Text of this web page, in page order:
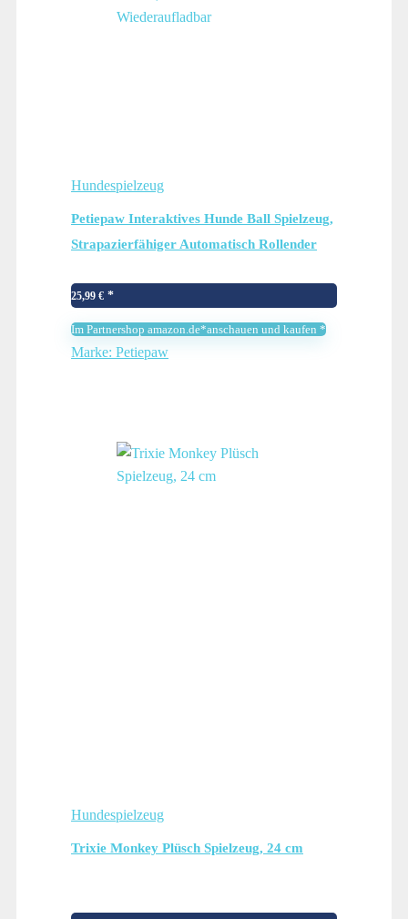
Hundespielzeug
Petiepaw Interaktives Hunde Ball Spielzeug,
Strapazierfähiger Automatisch Rollender
Wiederaufladbar
25,99 €
Im Partnershop amazon.de*anschauen und kaufen *
Marke: Petiepaw
Hundespielzeug
Trixie Monkey Plüsch Spielzeug, 24 cm